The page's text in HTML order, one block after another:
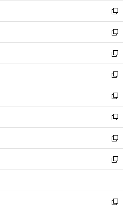
ド
ウ
で
開
く
ィ
ン
ド
ウ
で
開
く
し
い
ウ
ィ
ン
ド
ウ
で
開
く
新
し
い
ウ
ィ
ン
ド
ウ
で
開
く
新
し
い
ウ
ィ
ン
ド
ウ
で
開
く
新
し
い
ウ
ィ
ン
ド
ウ
で
開
く
新
し
い
ウ
ィ
ン
ド
ウ
で
開
新
し
い
ウ
ィ
ン
ド
ウ
開
く
新
し
い
ウ
ィ
ン
ウ
で
新
し
い
ウ
ン
ド
新
し
ウ
ィ
新